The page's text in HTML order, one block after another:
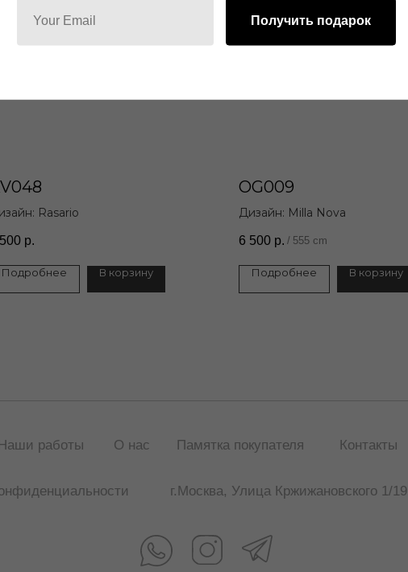
Rasario
р.
Подробнее В корзину
OG009
Дизайн: Milla Nova
6 500 р. / 555 cm
Подробнее В корзину
Наши работы О нас Памятка покупателя Контакты
Публичная оферта
г.Москва, Улица Кржижановского 1/19
Получить подарок